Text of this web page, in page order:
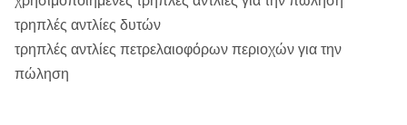
τρηπλές αντλίες δυτών
τρηπλές αντλίες πετρελαιοφόρων περιοχών για την
πώληση